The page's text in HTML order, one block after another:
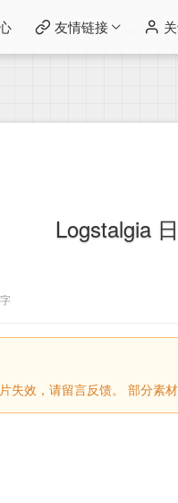
友情链接
Logstalgia
效，请留言反馈。 部分素